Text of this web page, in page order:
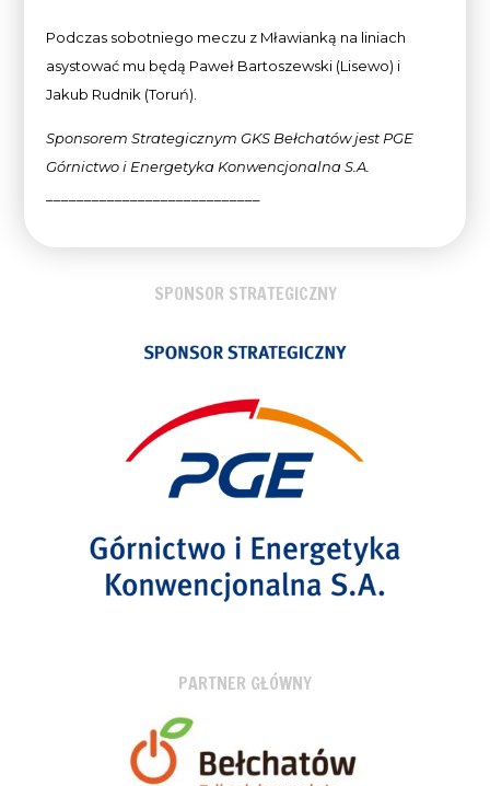
Podczas sobotniego meczu z Mławianką na liniach
asystować mu będą Paweł Bartoszewski (Lisewo) i
Jakub Rudnik (Toruń).
Sponsorem Strategicznym GKS Bełchatów jest PGE
Górnictwo i Energetyka Konwencjonalna S.A.
SPONSOR STRATEGICZNY
PARTNER GŁÓWNY